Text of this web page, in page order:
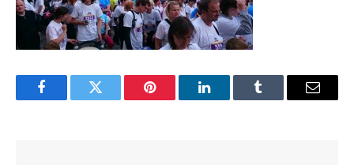
FacebookTwitter Pinterest LinkedInTumblr Email